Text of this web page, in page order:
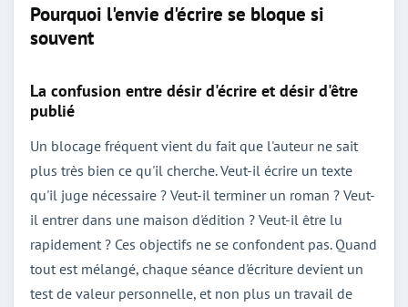
Pourquoi l'envie d'écrire se bloque si
souvent
La confusion entre désir d'écrire et désir d'être
publié
Un blocage fréquent vient du fait que l'auteur ne sait
plus très bien ce qu'il cherche. Veut-il écrire un texte
qu'il juge nécessaire ? Veut-il terminer un roman ? Veut-
il entrer dans une maison d'édition ? Veut-il être lu
rapidement ? Ces objectifs ne se confondent pas. Quand
tout est mélangé, chaque séance d'écriture devient un
test de valeur personnelle, et non plus un travail de